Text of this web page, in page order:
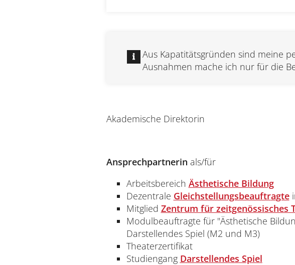
Aus Kapatitätsgründen sind meine
Ausnahmen mache ich nur für die
Akademische Direktorin
Ansprechpartnerin als/für
Arbeitsbereich Ästhetische Bildung
Dezentrale Gleichstellungsbeauftragte
Mitglied Zentrum für zeitgenössisches
Modulbeauftragte für "Ästhetische
Darstellendes Spiel (M2 und M3)
Theaterzertifikat
Studiengang Darstellendes Spiel